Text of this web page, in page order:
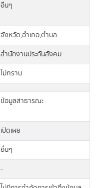
อื่นๆ
จังหวัด,อำเภอ,ตำบล
สำนักงานประกันสังคม
ไม่ทราบ
ข้อมูลสาธารณะ
เปิดเผย
อื่นๆ
-